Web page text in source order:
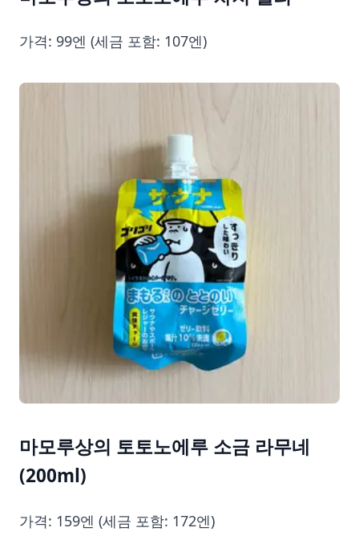
가격: 99엔 (세금 포함: 107엔)
마모루상의 토토노에루 소금 라무네
(200ml)
가격: 159엔 (세금 포함: 172엔)